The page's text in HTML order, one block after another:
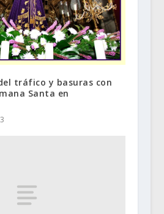
tráfico y basuras con
Santa en